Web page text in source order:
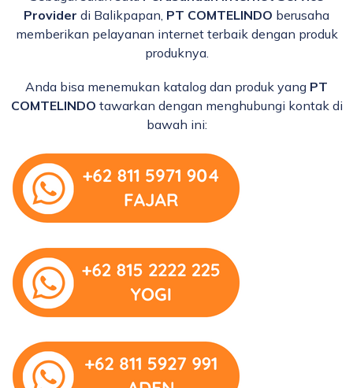
Provider di Balikpapan, PT COMTELINDO berusaha
memberikan pelayanan internet terbaik dengan produk
produknya.
Anda bisa menemukan katalog dan produk yang PT
COMTELINDO tawarkan dengan menghubungi kontak di
bawah ini: